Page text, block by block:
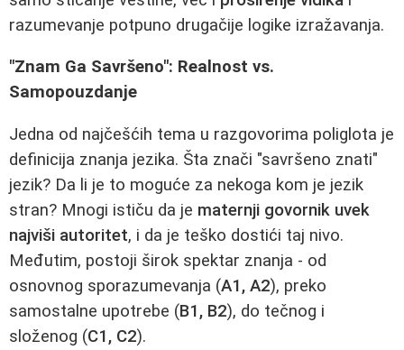
razumevanje potpuno drugačije logike izražavanja.
"Znam Ga Savršeno": Realnost vs.
Samopouzdanje
Jedna od najčešćih tema u razgovorima poliglota je
definicija znanja jezika. Šta znači "savršeno znati"
jezik? Da li je to moguće za nekoga kom je jezik
stran? Mnogi ističu da je maternji govornik uvek
najviši autoritet, i da je teško dostići taj nivo.
Međutim, postoji širok spektar znanja - od
osnovnog sporazumevanja (A1, A2), preko
samostalne upotrebe (B1, B2), do tečnog i
složenog (C1, C2).